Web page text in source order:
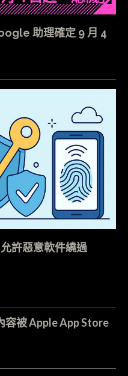
助理確定 9 月 4
許惡意軟件繞過
容被 Apple App Store